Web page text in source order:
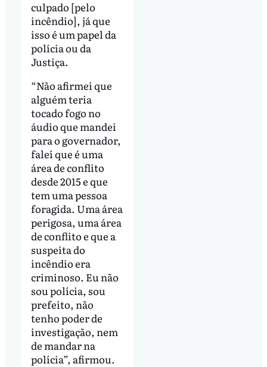
culpado [pelo
incêndio], já que
isso é um papel da
polícia ou da
Justiça.
“Não afirmei que
alguém teria
tocado fogo no
áudio que mandei
para o governador,
falei que é uma
área de conflito
desde 2015 e que
tem uma pessoa
foragida. Uma área
perigosa, uma área
de conflito e que a
suspeita do
incêndio era
criminoso. Eu não
sou polícia, sou
prefeito, não
tenho poder de
investigação, nem
de mandar na
polícia”, afirmou.